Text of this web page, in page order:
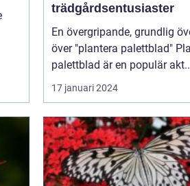
trädgårdsentusiaster
En övergripande, grundlig
över "plantera palettblad" Plantera
palettblad är en populär
17 januari 2024